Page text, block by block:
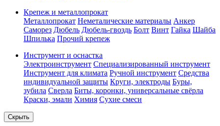
Крепеж и металлопрокат
Металлопрокат Неметалические материалы Анкер
Саморез Дюбель Дюбель-гвоздь Болт Винт Гайка Шайба
Шпилька Прочий крепеж
Инструмент и оснастка
Электроинструмент Специализированный инструмент
Инструмент для климата Ручной инструмент Средства
индивидуальной защиты Круги, электроды Буры,
зубила Сверла Биты, коронки, универсальные свёрла
Краски, эмали Химия Сухие смеси
Скрыть